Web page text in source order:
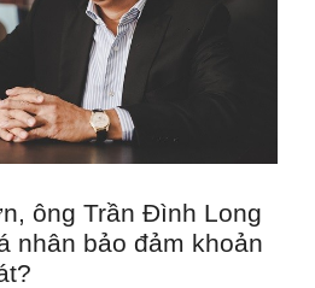
ông Trần Đình Long
nhân bảo đảm khoản